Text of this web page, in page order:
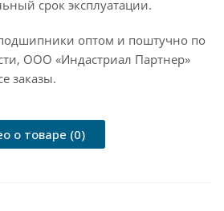
срок эксплуатации.
оптом и поштучно по
ООО «Индастриал Партнер»
заказы.
о товаре (0)